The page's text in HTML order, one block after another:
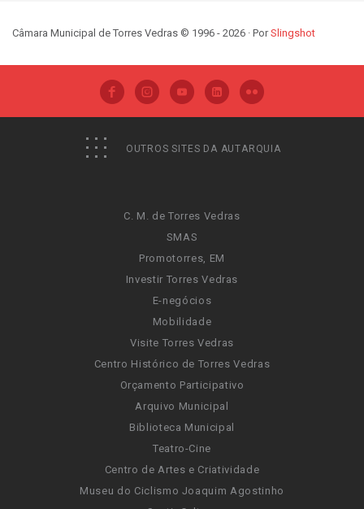
Câmara Municipal de Torres Vedras © 1996 - 2026 · PorSlingshot
OUTROS SITES DA AUTARQUIA
C. M. de Torres Vedras
SMAS
Promotorres, EM
Investir Torres Vedras
E-negócios
Mobilidade
Visite Torres Vedras
Centro Histórico de Torres Vedras
Orçamento Participativo
Arquivo Municipal
Biblioteca Municipal
Teatro-Cine
Centro de Artes e Criatividade
Museu do Ciclismo Joaquim Agostinho